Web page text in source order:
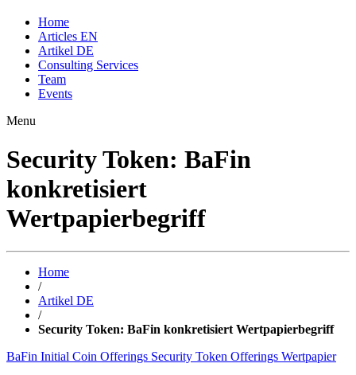
Home
Articles EN
Artikel DE
Consulting Services
Team
Events
Menu
Security Token: BaFin
konkretisiert
Wertpapierbegriff
Home
/
Artikel DE
/
Security Token: BaFin konkretisiert Wertpapierbegriff
BaFin Initial Coin Offerings Security Token Offerings Wertpapier